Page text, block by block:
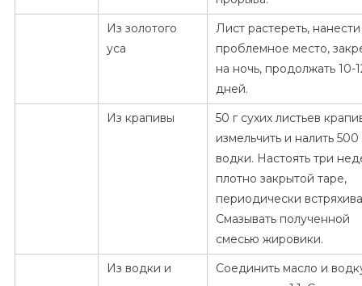
Из золотого
уса
Лист растереть,
проблемное место,
на ночь, продолжать 10-
дней.
Из крапивы
50 г сухих листьев
измельчить и налить
водки. Настоять три
плотно закрытой таре,
периодически
Смазывать полученной
смесью жировики.
Из водки и
Соединить масло и